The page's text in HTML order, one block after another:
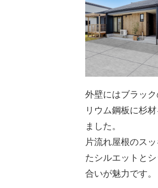
外壁にはブラッ
リウム鋼板に杉
ました。
片流れ屋根のス
たシルエットと
合いが魅力です。